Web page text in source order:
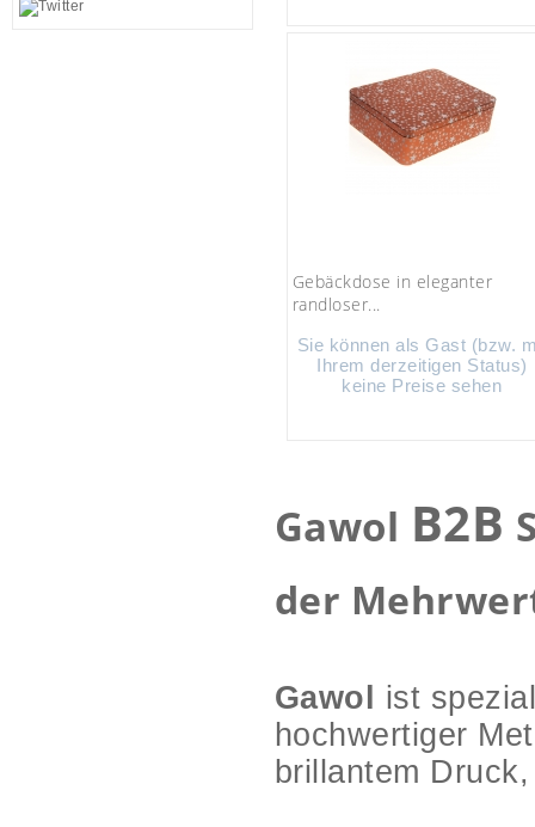
Gebäckdose in eleganter
randloser...
Sie können als Gast (bzw.
Ihrem derzeitigen Status)
keine Preise sehen
Gawol B2B
der
Gawol
ist
hochwertiger
brillantem